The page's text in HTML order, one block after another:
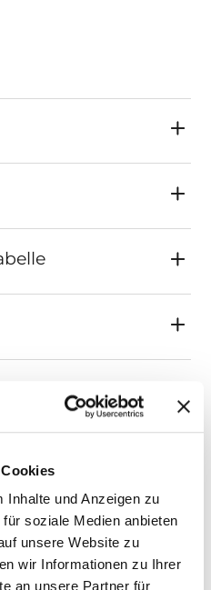
Inhalte und Anzeigen zu
soziale Medien anbieten
unsere Website zu
wir Informationen zu Ihrer
an unsere Partner für
ohne